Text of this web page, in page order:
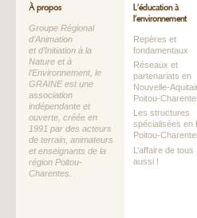
À propos
Groupe Régional
d’Animation
et d’Initiation à la
Nature et à
l’Environnement, le
GRAINE est une
association
indépendante et
ouverte, créée en
1991 par des acteurs
de terrain, animateurs
et enseignants de la
région Poitou-
Charentes.
L’éducation à
l’environnement
Repères et
fondamentaux
Réseaux et
partenariats en
Nouvelle-
Poitou-
Les structures
spécialisées en
Poitou-
L’affaire de tous
aussi !